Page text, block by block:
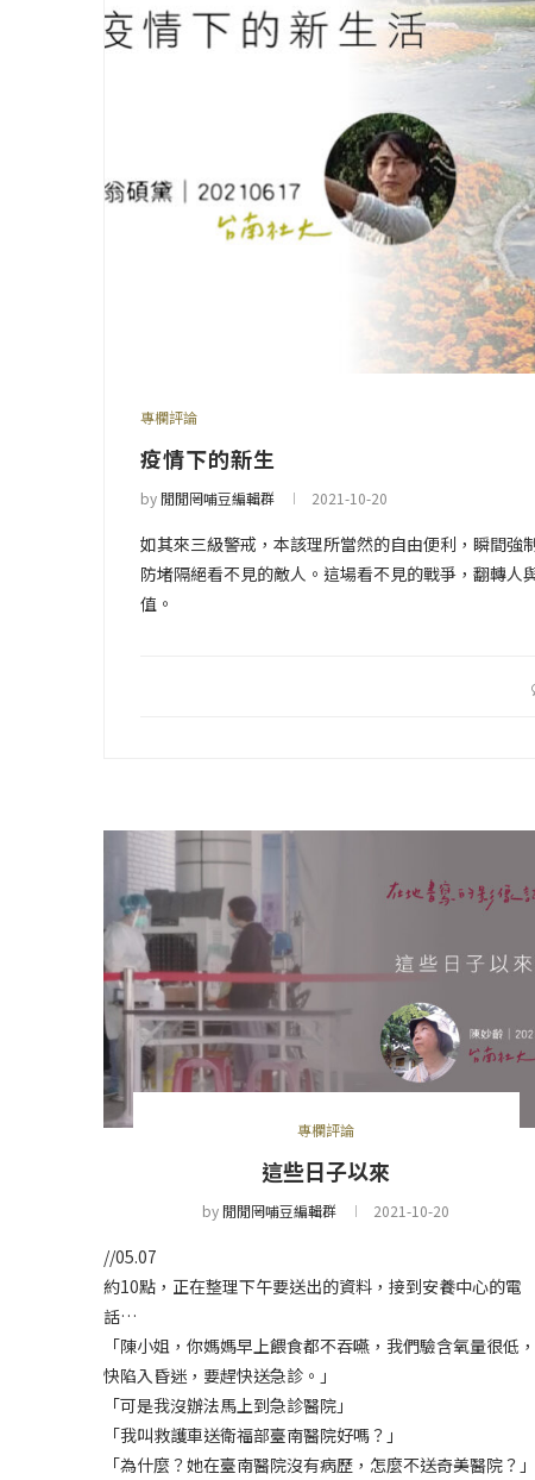
專欄評論
疫情下的新生
by 閒閒罔哺豆編輯群 2021-10-20
如其來三級警戒，本該理所當然的自由便利，瞬間
防堵隔絕看不見的敵人。這場看不見的戰爭，翻轉
值。
專欄評論
這些日子以來
by 閒閒罔哺豆編輯群 2021-10-20
//05.07
約10點，正在整理下午要送出的資料，接到安養中心的電
話…
「陳小姐，你媽媽早上餵食都不吞嚥，我們驗含氧量很低，
快陷入昏迷，要趕快送急診。」
「可是我沒辦法馬上到急診醫院」
「我叫救護車送衛福部臺南醫院好嗎？」
「為什麼？她在臺南醫院沒有病歷，怎麼不送奇美醫院？」